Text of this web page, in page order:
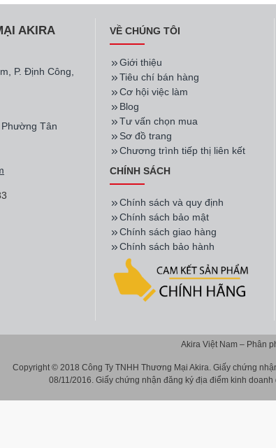
AKIRA
P. Định Công,
Tân
VỀ CHÚNG TÔI
Giới thiệu
Tiêu chí bán hàng
Cơ hội việc làm
Blog
Tư vấn chọn mua
Sơ đồ trang
Chương trình tiếp thị liên kết
CHÍNH SÁCH
Chính sách và quy định
Chính sách bảo mật
Chính sách giao hàng
Chính sách bảo hành
Akira Việt Nam – Phân
Copyright © 2018 Công Ty TNHH Thương Mại Akira. Giấy chứng
08/11/2016. Giấy chứng nhận đăng ký địa điểm kinh